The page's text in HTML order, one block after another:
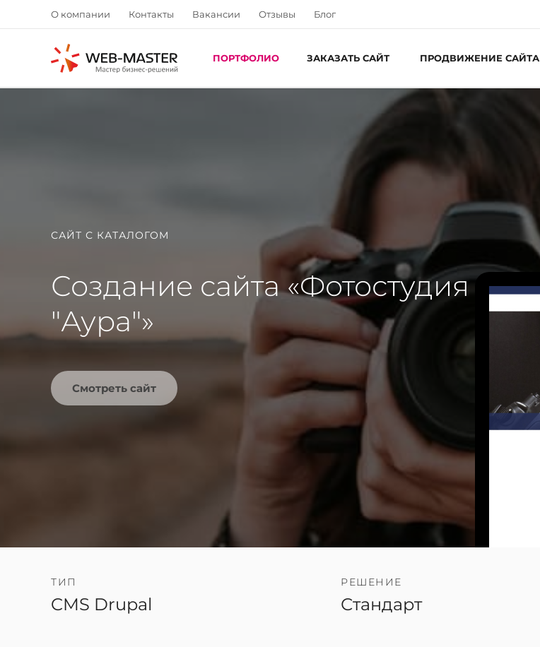
О компании Контакты Вакансии Отзывы Блог
ПОРТФОЛИО ЗАКАЗАТЬ САЙТ ПРОДВИЖЕНИЕ САЙТА
САЙТ С КАТАЛОГОМ
Создание сайта «Фотостудия
"Аура"»
Смотреть сайт
ТИП
CMS Drupal
РЕШЕНИЕ
Стандарт